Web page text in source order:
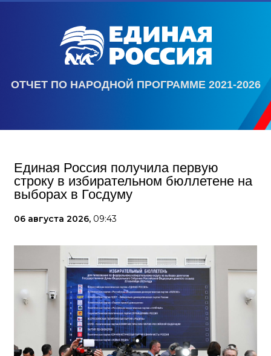
ОТЧЕТ ПО НАРОДНОЙ ПРОГРАММЕ 2021-2026
Единая Россия получила первую
строку в избирательном бюллетене на
выборах в Госдуму
06 августа 2026, 09:43